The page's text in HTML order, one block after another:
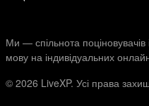
Ми — спільнота
мову на індивідуальних
© 2026 LiveXP. Усі права